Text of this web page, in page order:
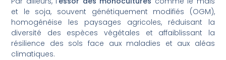
et le soja, souvent génétiquement modifiés (OGM),
homogénéise les paysages agricoles, réduisant la
diversité des espèces végétales et affaiblissant la
résilience des sols face aux maladies et aux aléas
climatiques.